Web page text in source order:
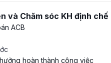
và Chăm sóc KH định chế
ACB
hoàn thành công việc